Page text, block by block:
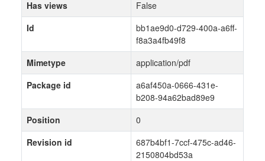
Has views
False
Id
bb1ae9d0-d729-400a-a6ff-
f8a3a4fb49f8
Mimetype
application/pdf
Package id
a6af450a-0666-431e-
b208-94a62bad89e9
Position
0
Revision id
687b4bf1-7ccf-475c-ad46-
2150804bd53a